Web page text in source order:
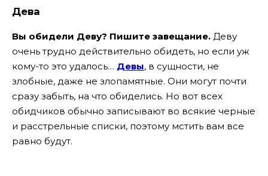
Дева
Вы обидели Деву? Пишите завещание. Деву
очень трудно действительно обидеть, но если уж
кому-то это удалось… Девы, в сущности, не
злобные, даже не злопамятные. Они могут почти
сразу забыть, на что обиделись. Но вот всех
обидчиков обычно записывают во всякие черные
и расстрельные списки, поэтому мстить вам все
равно будут.